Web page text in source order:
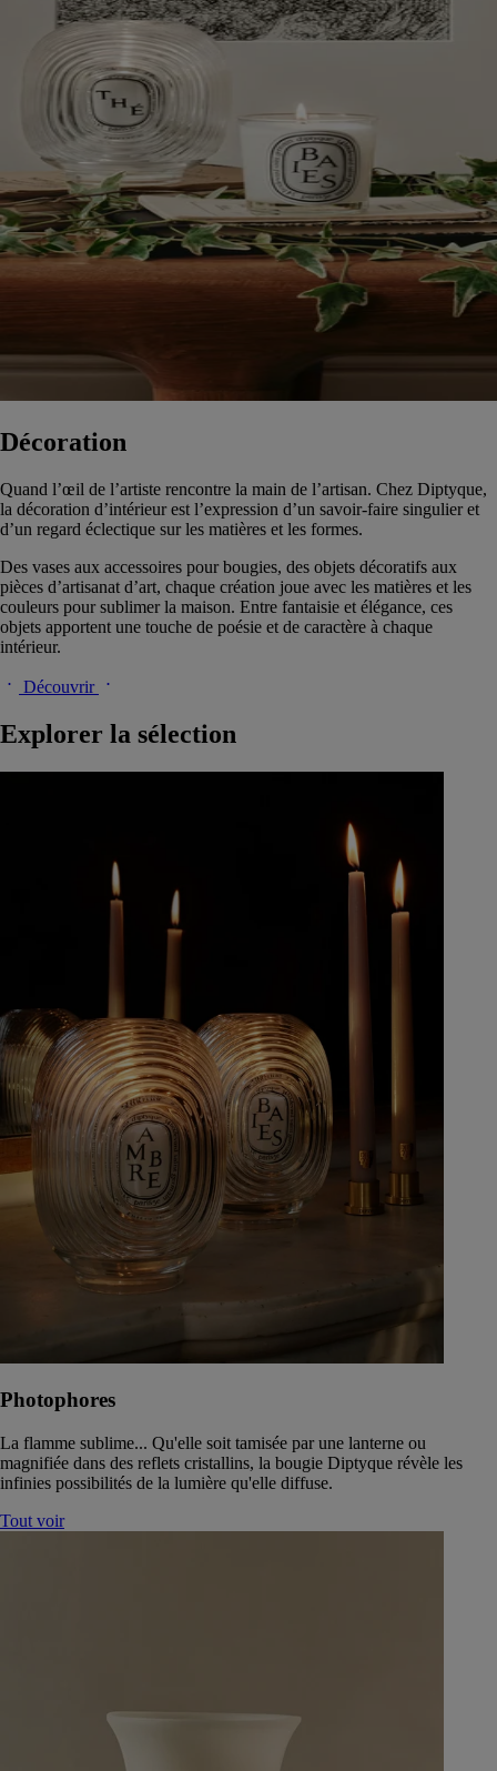
Décoration
Quand l’œil de l’artiste rencontre la main de l’artisan. Chez Diptyque,
la décoration d’intérieur est l’expression d’un savoir-faire singulier et
d’un regard éclectique sur les matières et les formes.
Des vases aux accessoires pour bougies, des objets décoratifs aux
pièces d’artisanat d’art, chaque création joue avec les matières et les
couleurs pour sublimer la maison. Entre fantaisie et élégance, ces
objets apportent une touche de poésie et de caractère à chaque
intérieur.​
Découvrir
Explorer la sélection
Photophores
La flamme sublime... Qu'elle soit tamisée par une lanterne ou
magnifiée dans des reflets cristallins, la bougie Diptyque révèle les
infinies possibilités de la lumière qu'elle diffuse.
Tout voir